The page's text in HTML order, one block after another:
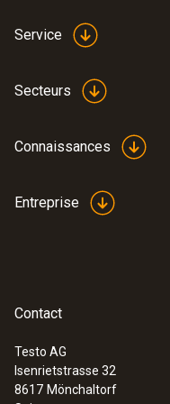
Service
Secteurs
Connaissances
Entreprise
Contact
Testo AG
Isenrietstrasse 32
8617 Mönchaltorf